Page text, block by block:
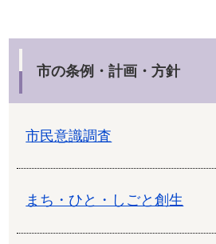
市の条例・計画・方針
市民意識調査
まち・ひと・しごと創生